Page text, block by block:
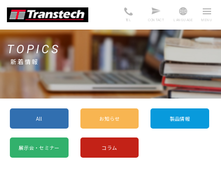
TEL CONTACT LANGUAGE
TOPICS
新着情報
All お知らせ 製品情報
展示会・セミナー コラム